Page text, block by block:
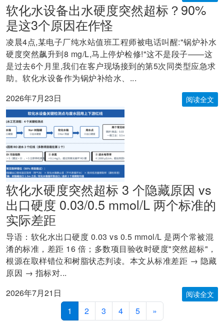
软化水设备出水硬度突然超标？90%
是这3个原因在作怪
凌晨4点,某电子厂纯水站值班工程师被电话叫醒:"锅炉补水
硬度突然飙升到8 mg/L,马上停炉检修!"这不是段子——这
是过去6个月里,我们在客户现场接到的第5次同类型应急求
助。软化水设备作为锅炉补给水、...
2026年7月23日
阅读全文
软化水硬度突然超标 3 个隐藏原因 vs
出口硬度 0.03/0.5 mmol/L 两个标准的
实际差距
导语：软化水出口硬度 0.03 vs 0.5 mmol/L 是两个常被混
淆的标准，差距 16 倍；多数项目验收时硬度"突然超标"，
根源在取样错位和树脂状态判读。本文从标准差距 → 隐藏
原因 → 指标对...
2026年7月21日
阅读全文
1 2 3 4 5 »